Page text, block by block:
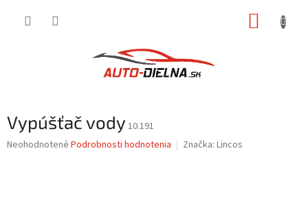
Vypúšťač vody 10.191
Priemerné
Neohodnotené Podrobnosti hodnotenia Značka: Lincos